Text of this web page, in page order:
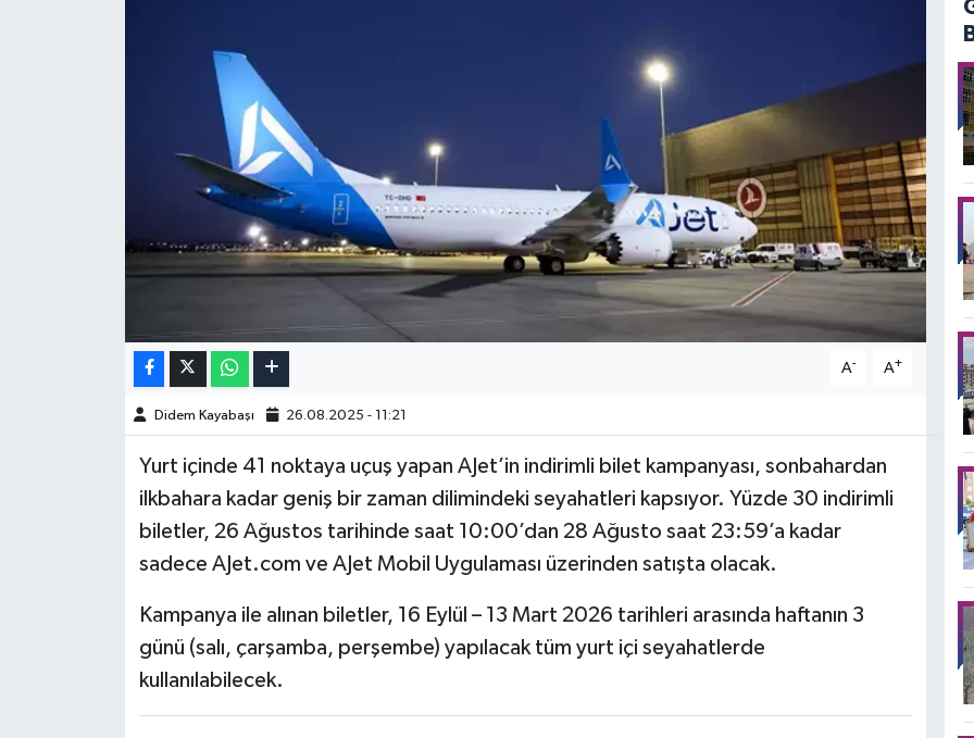
A- A+
Didem Kayabaşı 26.08.2025 - 11:21
Yurt içinde 41 noktaya uçuş yapan AJet’in indirimli bilet kampanyası, sonbahardan
ilkbahara kadar geniş bir zaman dilimindeki seyahatleri kapsıyor. Yüzde 30 indirimli
biletler, 26 Ağustos tarihinde saat 10:00’dan 28 Ağusto saat 23:59’a kadar
sadece AJet.com ve AJet Mobil Uygulaması üzerinden satışta olacak.
Kampanya ile alınan biletler, 16 Eylül – 13 Mart 2026 tarihleri arasında haftanın 3
günü (salı, çarşamba, perşembe) yapılacak tüm yurt içi seyahatlerde
kullanılabilecek.